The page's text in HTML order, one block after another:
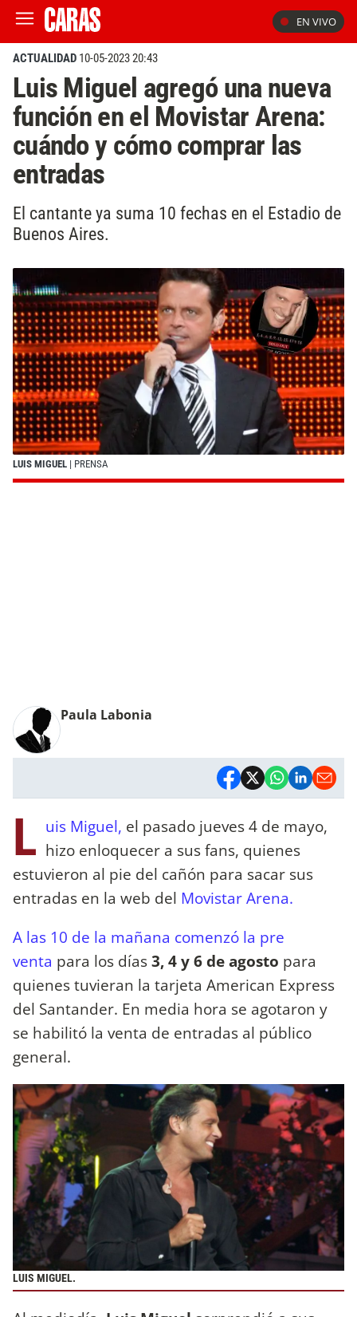
EN VIVO
ACTUALIDAD 10-05-2023 20:43
Luis Miguel agregó una nueva
función en el Movistar Arena:
cuándo y cómo comprar las
entradas
El cantante ya suma 10 fechas en el Estadio de
Buenos Aires.
LUIS MIGUEL | PRENSA
Paula Labonia
L uis Miguel, el pasado jueves 4 de mayo,
hizo enloquecer a sus fans, quienes
estuvieron al pie del cañón para sacar sus
entradas en la web del Movistar Arena.
A las 10 de la mañana comenzó la pre
venta para los días3, 4 y 6 de agosto para
quienes tuvieran la tarjeta American Express
del Santander. En media hora se agotaron y
se habilitó la venta de entradas al público
general.
LUIS MIGUEL.